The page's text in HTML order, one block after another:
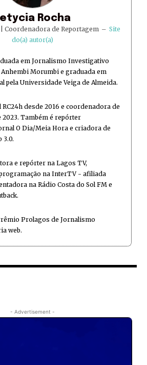
Rocha
Coordenadora de Reportagem – Site
do(a) autor(a)
em Jornalismo Investigativo
Morumbi e graduada em
pela Universidade Veiga de Almeida.
desde 2016 e coordenadora de
Também é repórter
O Dia/Meia Hora e criadora de
3.0.
e repórter na Lagos TV,
na InterTV - afiliada
na Rádio Costa do Sol FM e
Prolagos de Jornalismo
web.
- Advertisement -